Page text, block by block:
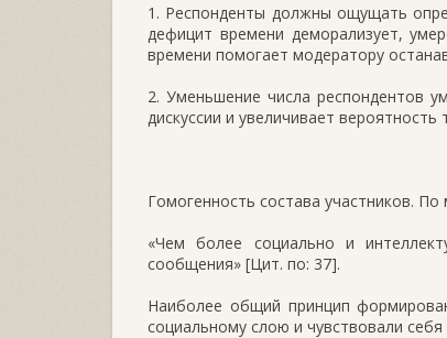
1. Респонденты должны ощущать
дефицит времени деморализует,
времени помогает модератору
2. Уменьшение числа респондентов
дискуссии и увеличивает
Гомогенность состава участников.
«Чем более социально и
сообщения» [Цит. по: 37].
Наиболее общий принцип
социальному слою и чувствовали